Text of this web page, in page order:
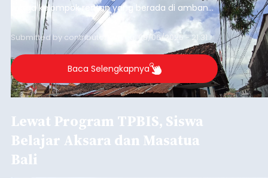
warga kelompok rentan yang berada di ambang
garis kemiskinan. Langkah strategis ini diambil
guna menjaga masyarakat yang berada pada
kelompok desil 5 dan 6 tersebut agar tidak
merosot ke kategori miskin.
Submitted by contributor Thu, 08/06/2026 - 21:31
Baca Selengkapnya
Lewat Program TPBIS, Siswa
Belajar Aksara dan Masatua
Bali